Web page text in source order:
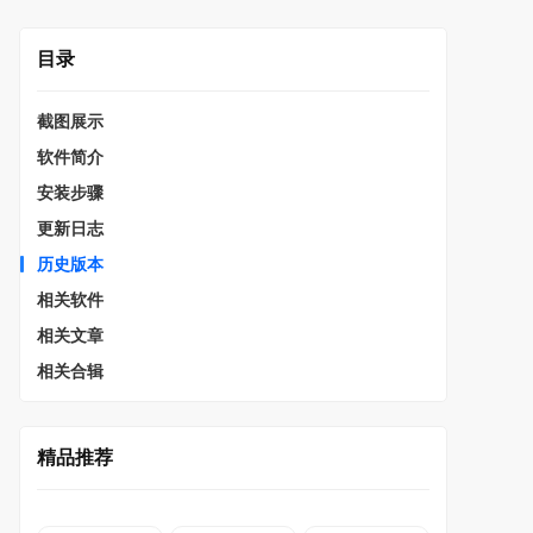
目录
截图展示
软件简介
安装步骤
更新日志
历史版本
相关软件
相关文章
相关合辑
精品推荐